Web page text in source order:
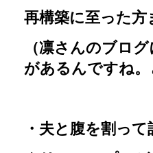
再構築に至った方
（凛さんのブロ
があるんですね。
・夫と腹を割っ